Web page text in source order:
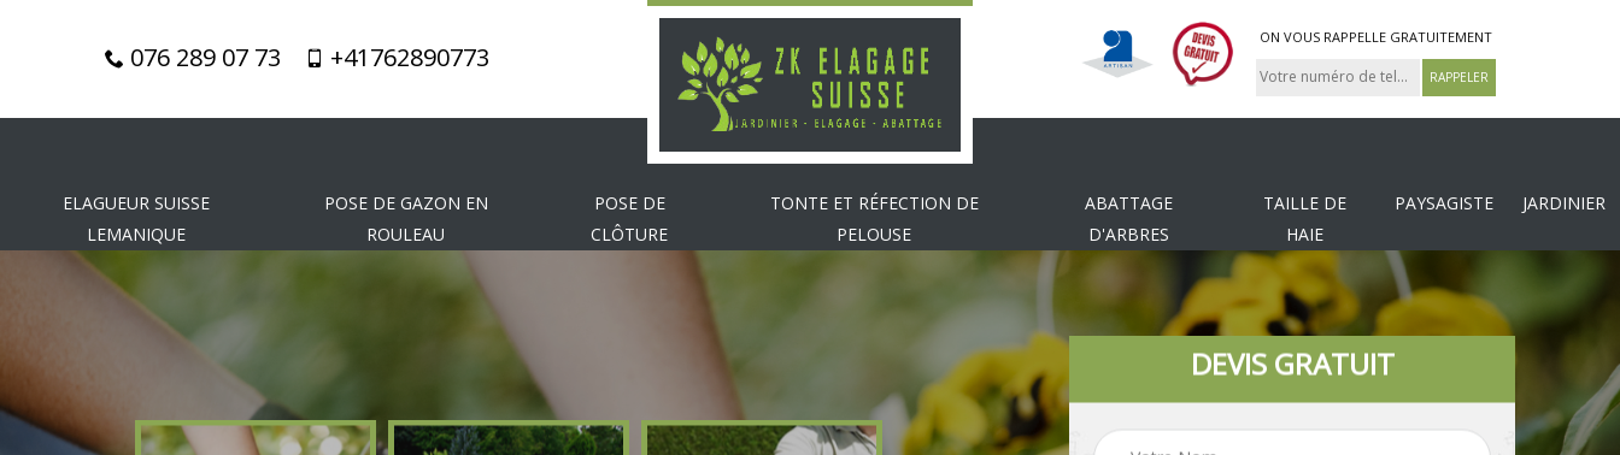
076 289 07 73 +41762890773
ON VOUS RAPPELLE GRATUITEMENT
ELAGUEUR SUISSE
LEMANIQUE
POSE DE GAZON EN
ROULEAU
POSE DE
CLÔTURE
TONTE ET RÉFECTION DE
PELOUSE
ABATTAGE
D'ARBRES
TAILLE DE
HAIE
PAYSAGISTE JARDINIER
DEVIS GRATUIT